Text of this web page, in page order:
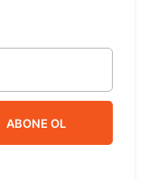
ABONE OL